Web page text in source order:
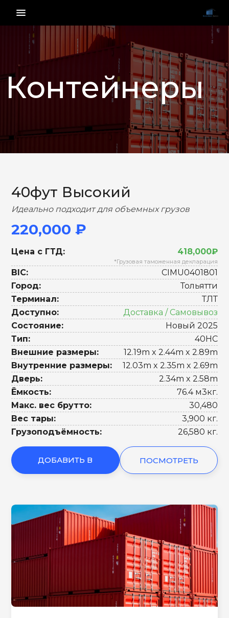
menu_vert
Контейнеры
НАЗАД ВПЕРЕД
40фут Высокий
Идеально подходит для объемных грузов
220,000 ₽
Цена с ГТД: 418,000₽
*Грузовая таможенная декларация
BIC:
CIMU0401801
Город:
Тольятти
Терминал:
ТЛТ
Доступно:
Доставка / Самовывоз
Состояние:
Новый 2025
Тип:
40HC
Внешние размеры:
12.19m x 2.44m x 2.89m
Внутренние размеры:
12.03m x 2.35m x 2.69m
Дверь:
2.34m x 2.58m
Ёмкость:
76.4 м3кг.
Макс. вес брутто:
30,480
Вес тары:
3,900 кг.
Грузоподъёмность:
26,580 кг.
ДОБАВИТЬ В ПОСМОТРЕТЬ